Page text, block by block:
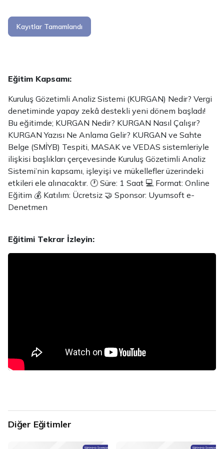
Kayıtlar Tamamlandı
Eğitim Kapsamı:
Kuruluş Gözetimli Analiz Sistemi (KURGAN) Nedir? Vergi
denetiminde yapay zekâ destekli yeni dönem başladı!
Bu eğitimde; KURGAN Nedir? KURGAN Nasıl Çalışır?
KURGAN Yazısı Ne Anlama Gelir? KURGAN ve Sahte
Belge (SMİYB) Tespiti, MASAK ve VEDAS sistemleriyle
ilişkisi başlıkları çerçevesinde Kuruluş Gözetimli Analiz
Sistemi’nin kapsamı, işleyişi ve mükellefler üzerindeki
etkileri ele alınacaktır. 🕐 Süre: 1 Saat 💻 Format: Online
Eğitim 💰 Katılım: Ücretsiz 🤝 Sponsor: Uyumsoft e-
Denetmen
Eğitimi Tekrar İzleyin:
Diğer Eğitimler